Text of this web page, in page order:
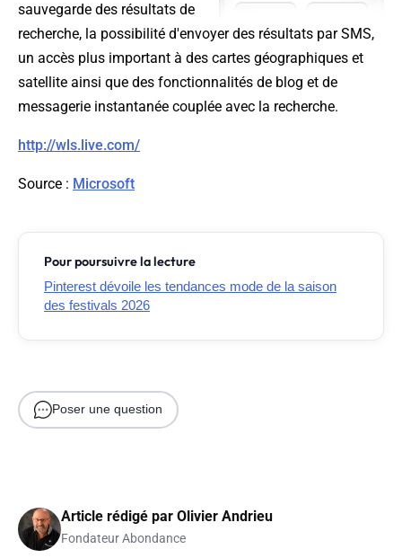
sauvegarde des résultats de
recherche, la possibilité d'envoyer des résultats par SMS,
un accès plus important à des cartes géographiques et
satellite ainsi que des fonctionnalités de blog et de
messagerie instantanée couplée avec la recherche.
http://wls.live.com/
Source : Microsoft
Pour poursuivre la lecture
Pinterest dévoile les tendances mode de la saison
des festivals 2026
Poser une question
Article rédigé par Olivier Andrieu
Fondateur Abondance